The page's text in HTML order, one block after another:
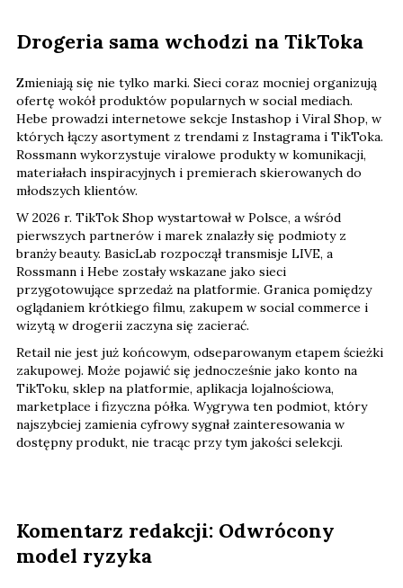
Drogeria sama wchodzi na TikToka
Zmieniają się nie tylko marki. Sieci coraz mocniej organizują
ofertę wokół produktów popularnych w social mediach.
Hebe prowadzi internetowe sekcje Instashop i Viral Shop, w
których łączy asortyment z trendami z Instagrama i TikToka.
Rossmann wykorzystuje viralowe produkty w komunikacji,
materiałach inspiracyjnych i premierach skierowanych do
młodszych klientów.
W 2026 r. TikTok Shop wystartował w Polsce, a wśród
pierwszych partnerów i marek znalazły się podmioty z
branży beauty. BasicLab rozpoczął transmisje LIVE, a
Rossmann i Hebe zostały wskazane jako sieci
przygotowujące sprzedaż na platformie. Granica pomiędzy
oglądaniem krótkiego filmu, zakupem w social commerce i
wizytą w drogerii zaczyna się zacierać.
Retail nie jest już końcowym, odseparowanym etapem ścieżki
zakupowej. Może pojawić się jednocześnie jako konto na
TikToku, sklep na platformie, aplikacja lojalnościowa,
marketplace i fizyczna półka. Wygrywa ten podmiot, który
najszybciej zamienia cyfrowy sygnał zainteresowania w
dostępny produkt, nie tracąc przy tym jakości selekcji.
Komentarz redakcji: Odwrócony
model ryzyka